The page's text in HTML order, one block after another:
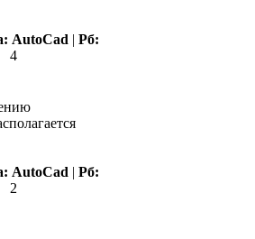
AutoCad | Рб:
4
AutoCad | Рб:
2